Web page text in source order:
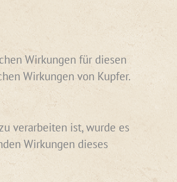
Wirkungen für diesen
Wirkungen von Kupfer.
verarbeiten ist, wurde es
Wirkungen dieses